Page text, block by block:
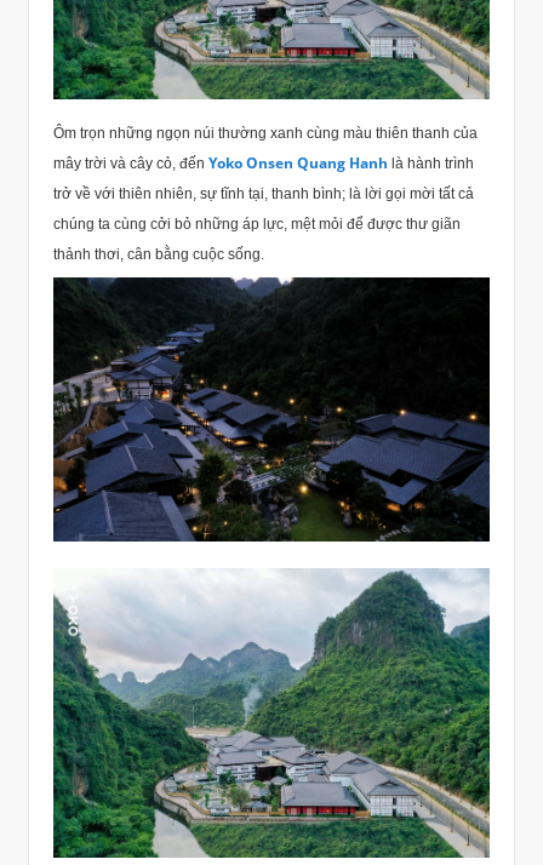
Ôm trọn những ngọn núi thường xanh cùng màu thiên thanh của
mây trời và cây cỏ, đến Yoko Onsen Quang Hanh là hành trình
trở về với thiên nhiên, sự tĩnh tại, thanh bình; là lời gọi mời tất cả
chúng ta cùng cởi bỏ những áp lực, mệt mỏi để được thư giãn
thảnh thơi, cân bằng cuộc sống.